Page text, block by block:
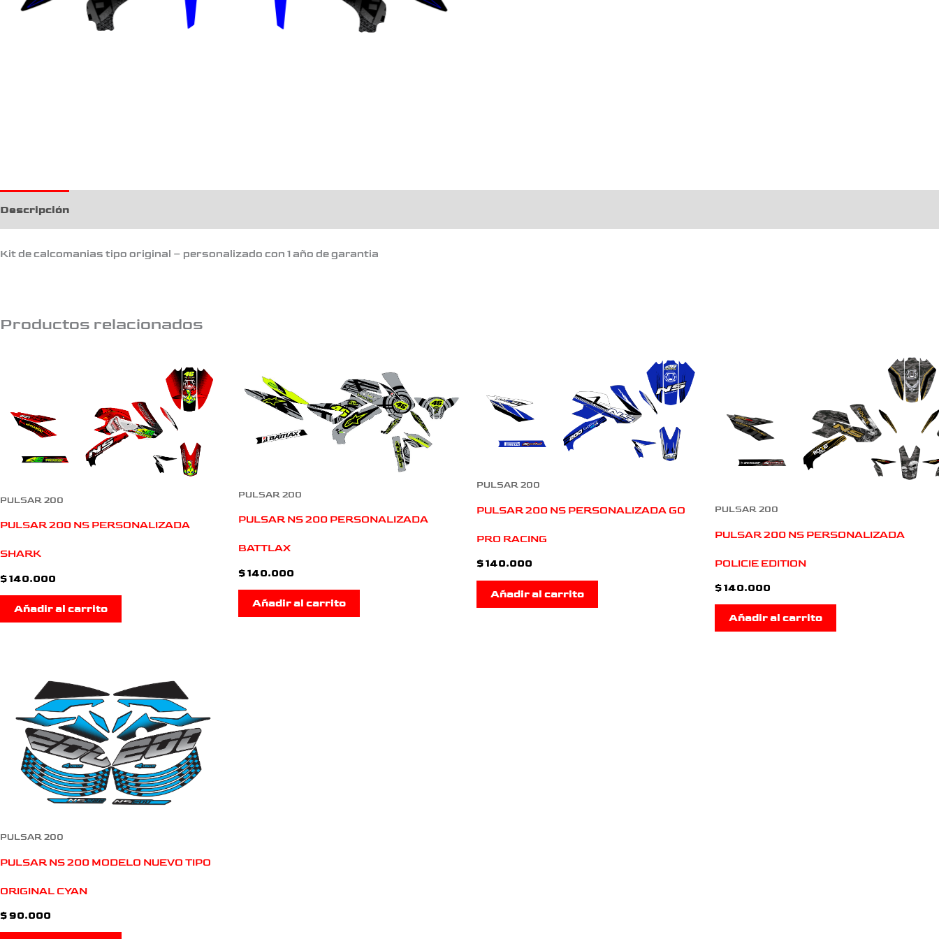
Descripción
Kit de calcomanias tipo original – personalizado con 1 año de garantia
Productos relacionados
PULSAR 200
PULSAR 200 NS PERSONALIZADA
SHARK
$140.000
Añadir al carrito
PULSAR 200
PULSAR NS 200 PERSONALIZADA
BATTLAX
$140.000
Añadir al carrito
PULSAR 200
PULSAR 200 NS PERSONALIZADA GO
PRO RACING
$140.000
Añadir al carrito
PULSAR 200
PULSAR 200 NS PERSONALIZADA
POLICIE EDITION
$140.000
Añadir al carrito
PULSAR 200
PULSAR NS 200 MODELO NUEVO TIPO
ORIGINAL CYAN
$90.000